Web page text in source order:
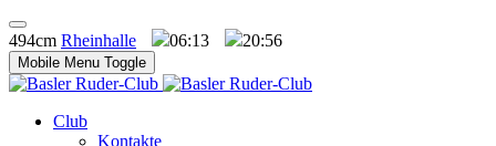
494cm Rheinhalle 06:13 20:56
Mobile Menu Toggle
Club
Kontakte